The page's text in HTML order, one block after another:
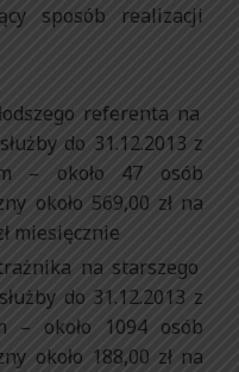
sposób realizacji
referenta na
do 31.12.2013 z
– około 47 osób
około 569,00 zł na
miesięcznie
na starszego
do 31.12.2013 z
– około 1094 osób
około 188,00 zł na